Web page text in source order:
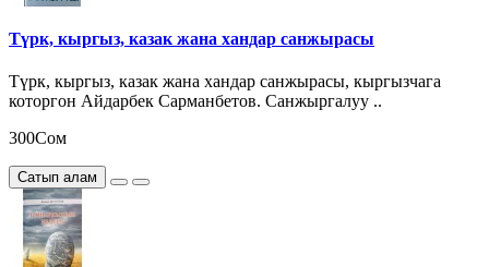
Түрк, кыргыз, казак жана хандар санжырасы
Түрк, кыргыз, казак жана хандар санжырасы, кыргызчага
которгон Айдарбек Сарманбетов. Санжыргалуу ..
300Сом
Сатып алам